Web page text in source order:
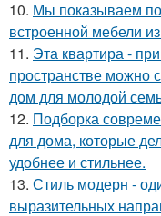
10. Мы показываем
встроенной мебели
11. Эта квартира -
пространстве можно
дом для молодой
12. Подборка
для дома, которые
удобнее и стильнее.
13. Стиль модерн -
выразительных